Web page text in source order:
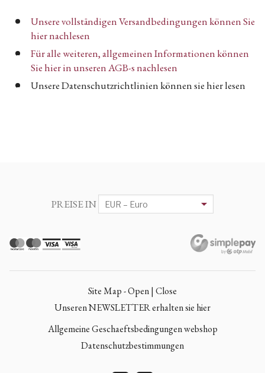
Unsere vollständigen Versandbedingungen können Sie
hier nachlesen
Für alle weiteren, allgemeinen Informationen können
Sie hier in unseren AGB-s nachlesen
Unsere Datenschutzrichtlinien können sie hier lesen
PREISE IN
Site Map - Open | Close
Unseren NEWSLETTER erhalten sie hier
Allgemeine Geschaeftsbedingungen webshop
Datenschutzbestimmungen